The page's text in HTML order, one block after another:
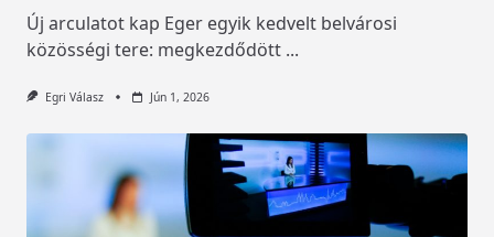
Új arculatot kap Eger egyik kedvelt belvárosi
közösségi tere: megkezdődött ...
Egri Válasz Jún 1, 2026